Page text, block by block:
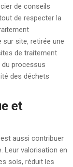
de conseils
de respecter la
sur site, retirée une
de traitement
du processus
des déchets
et
aussi contribuer
Leur valorisation en
sols, réduit les